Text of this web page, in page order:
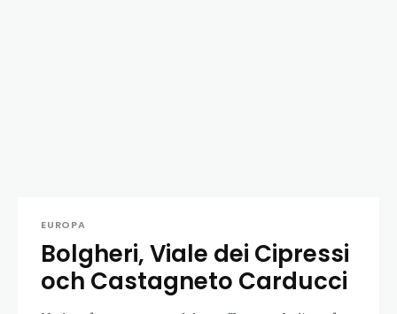
EUROPA
Bolgheri, Viale dei Cipressi
och Castagneto Carducci